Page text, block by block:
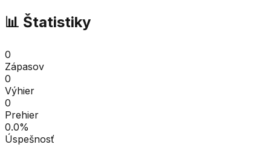
📊 Štatistiky
0
Zápasov
0
Výhier
0
Prehier
0.0%
Úspešnosť